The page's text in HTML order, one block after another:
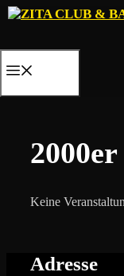
Zum
2000er
Keine
Adresse